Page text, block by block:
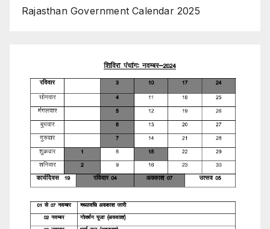
Rajasthan Government Calendar 2025